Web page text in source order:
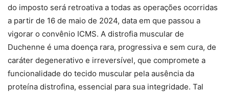
do imposto será retroativa a todas as operações ocorridas
a partir de 16 de maio de 2024, data em que passou a
vigorar o convênio ICMS. A distrofia muscular de
Duchenne é uma doença rara, progressiva e sem cura, de
caráter degenerativo e irreversível, que compromete a
funcionalidade do tecido muscular pela ausência da
proteína distrofina, essencial para sua integridade. Tal